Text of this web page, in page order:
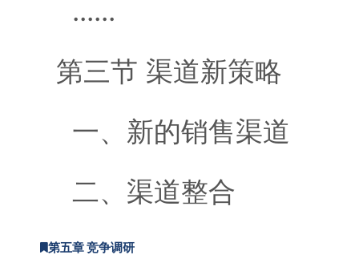
......
第三节 渠道新策略
一、新的销售渠道
二、渠道整合
第五章 竞争调研